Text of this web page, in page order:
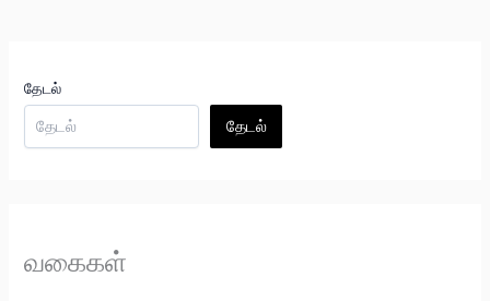
தேடல்
தேடல்
வகைகள்